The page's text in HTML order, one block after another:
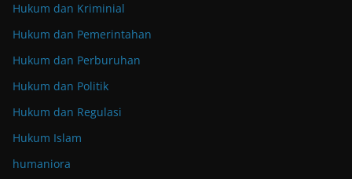
Hukum dan Kriminial
Hukum dan Pemerintahan
Hukum dan Perburuhan
Hukum dan Politik
Hukum dan Regulasi
Hukum Islam
humaniora